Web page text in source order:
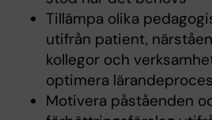
Tillämpa olika
utifrån patient,
kollegor och
optimera
Motivera påståenden